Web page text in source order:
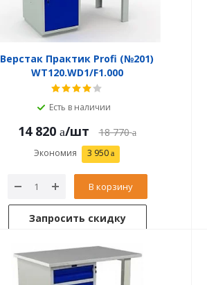
Верстак Практик Profi (№201)
WT120.WD1/F1.000
Есть в наличии
14 820 /шт 18 770
Экономия 3 950
В корзину
Запросить скидку